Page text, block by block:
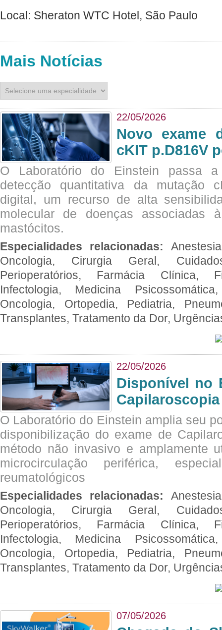
Local: Sheraton WTC Hotel, São Paulo
Mais Notícias
22/05/2026
Novo exame
cKIT p.D816V
O Laboratório do Einstein passa
detecção quantitativa da mutação
digital, um recurso de alta
molecular de doenças associadas
mastócitos.
Especialidades relacionadas:
Oncologia, Cirurgia Geral,
Perioperatórios, Farmácia Clínica,
Infectologia, Medicina
Oncologia, Ortopedia, Pediatria,
Transplantes, Tratamento da Dor,
22/05/2026
Disponível no
O Laboratório do Einstein amplia seu
disponibilização do exame de
método não invasivo e amplamente
microcirculação periférica,
reumatológicos
Especialidades relacionadas:
Oncologia, Cirurgia Geral,
Perioperatórios, Farmácia Clínica,
Infectologia, Medicina
Oncologia, Ortopedia, Pediatria,
Transplantes, Tratamento da Dor,
07/05/2026